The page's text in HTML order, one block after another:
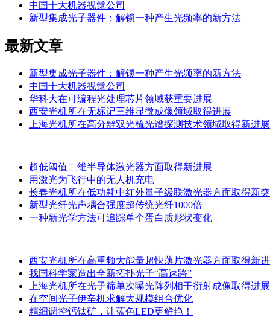
中国十大机器视觉公司
新型集成光子器件：解锁一种产生光频率的新方法
最新文章
新型集成光子器件：解锁一种产生光频率的新方法
中国十大机器视觉公司
华科大在可编程光处理芯片领域获重要进展
西安光机所在无标记三维显微成像领域取得进展
上海光机所在高分辨双光梳光谱探测技术领域取得新进展
超低阈值二维半导体激光器方面取得新进展
用激光为飞行中的无人机充电
长春光机所在低功耗中红外量子级联激光器方面取得新
新型光纤光声耦合强度超传统光纤1000倍
一种新光学方法可追踪单个蛋白质形状变化
西安光机所在高重频大能量超快薄片激光器方面取得新进
我国科学家造出全新拓扑光子“高速路”
上海光机所在光子筛单次曝光阵列相干衍射成像取得进展
在空间光子伊辛机求解大规模组合优化
精细调控钙钛矿，让蓝色LED更鲜艳！